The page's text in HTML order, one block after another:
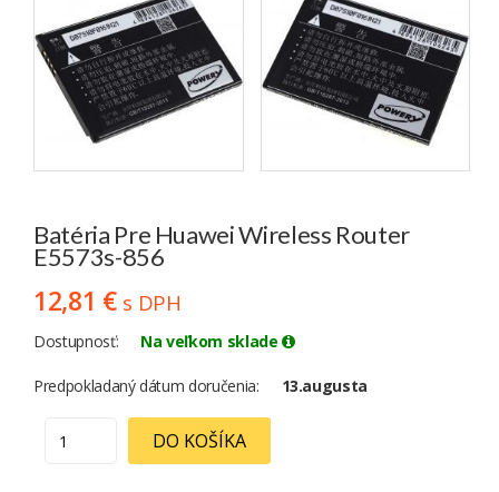
Batéria Pre Huawei Wireless Router
E5573s-856
12,81 € s DPH
Dostupnosť Na veľkom sklade
Predpokladaný dátum doručenia 13.augusta
DO KOŠÍKA